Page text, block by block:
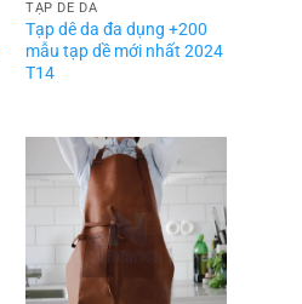
TẠP DỀ DA
Tạp dê da đa dụng +200
mẫu tạp dề mới nhất 2024
T14